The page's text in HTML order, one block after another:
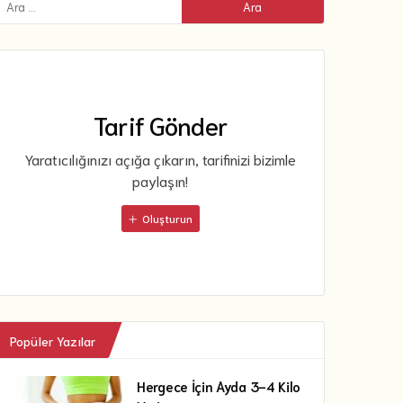
Tarif Gönder
Yaratıcılığınızı açığa çıkarın, tarifinizi bizimle
paylaşın!
Oluşturun
Popüler Yazılar
Hergece İçin Ayda 3-4 Kilo